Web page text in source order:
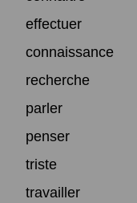
effectuer
connaissance
recherche
parler
penser
triste
travailler